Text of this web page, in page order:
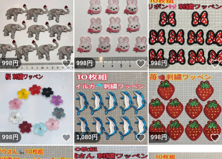
998円 いいね！
998円 いいね！
998円
998円 いいね！
1,080円 いいね！
998円